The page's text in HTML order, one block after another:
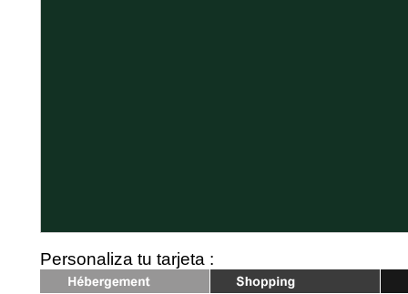
Personaliza tu tarjeta :
Shopping Loisirs